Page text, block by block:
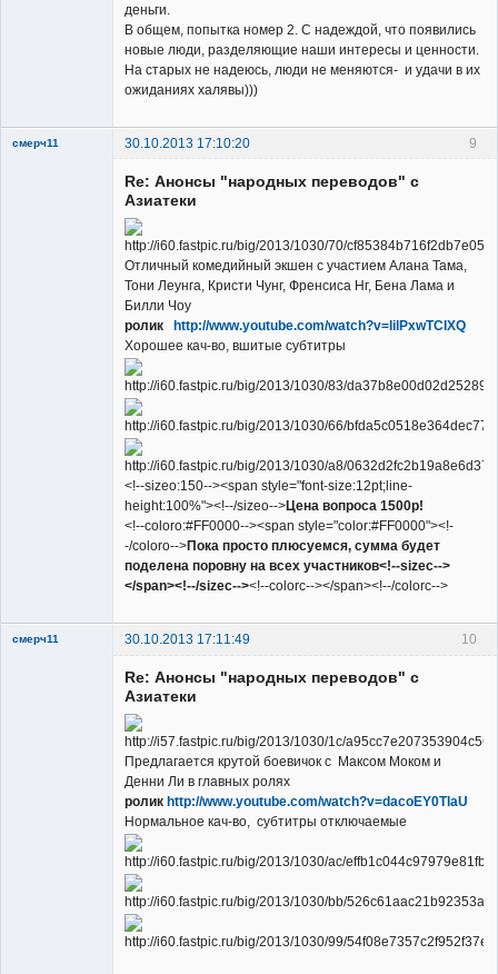
деньги.
В общем, попытка номер 2. С надеждой, что появились
новые люди, разделяющие наши интересы и ценности.
На старых не надеюсь, люди не меняются- и удачи в их
ожиданиях халявы)))
9
смерч11
30.10.2013 17:10:20
Re: Анонсы "народных переводов" с
Азиатеки
Отличный комедийный экшен с участием Алана Тама,
Тони Леунга, Кристи Чунг, Френсиса Нг, Бена Лама и
Билли Чоу
ролик
http://www.youtube.com/watch?v=lilPxwTCIXQ
Хорошее кач-во, вшитые субтитры
<!--sizeo:150--><span style="font-size:12pt;line-
height:100%"><!--/sizeo-->Цена вопроса 1500р!
<!--coloro:#FF0000--><span style="color:#FF0000"><!-
-/coloro-->Пока просто плюсуемся, сумма будет
поделена поровну на всех участников<!--sizec-->
</span><!--/sizec--><!--colorc--></span><!--/colorc-->
10
смерч11
30.10.2013 17:11:49
Re: Анонсы "народных переводов" с
Азиатеки
Предлагается крутой боевичок с Максом Моком и
Денни Ли в главных ролях
ролик http://www.youtube.com/watch?v=dacoEY0TlaU
Нормальное кач-во, субтитры отключаемые